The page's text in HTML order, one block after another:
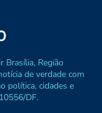
Brasília, Região
de verdade com
política, cidades e
DF.